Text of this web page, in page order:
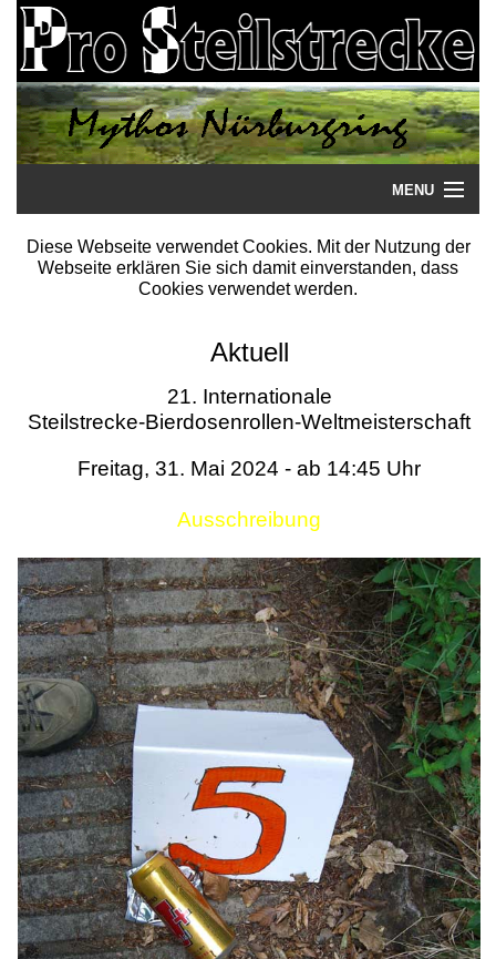
MENU
Startseite
Literatur
Termine
Diese Webseite verwendet Cookies. Mit der Nutzung der
Webseite erklären Sie sich damit einverstanden, dass
Cookies verwendet werden.
Aktuell
21. Internationale
Steilstrecke-Bierdosenrollen-Weltmeisterschaft
Freitag, 31. Mai 2024 - ab 14:45 Uhr
Ausschreibung